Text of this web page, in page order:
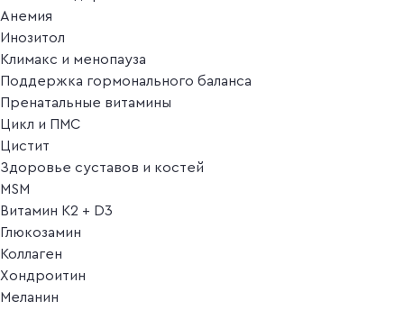
Анемия
Инозитол
Климакс и менопауза
Поддержка гормонального баланса
Пренатальные витамины
Цикл и ПМС
Цистит
Здоровье суставов и костей
MSM
Витамин K2 + D3
Глюкозамин
Коллаген
Хондроитин
Меланин